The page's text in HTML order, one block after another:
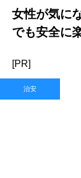
女性が気に
でも安全に
[PR]
治安